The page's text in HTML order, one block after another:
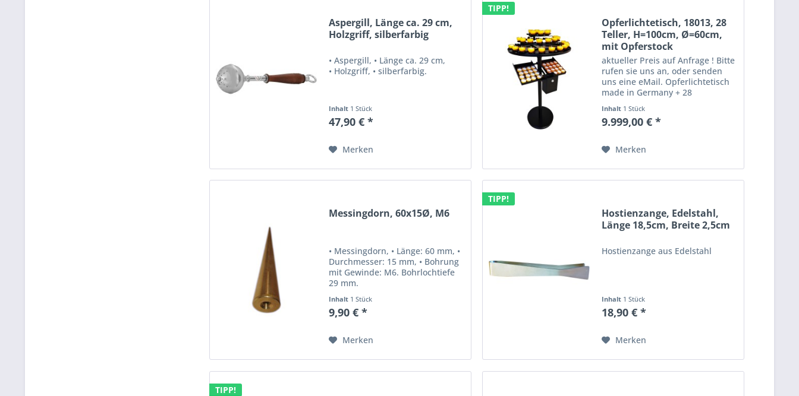
Aspergill, Länge ca. 29 cm,
Holzgriff, silberfarbig
• Aspergill, • Länge ca. 29 cm,
• Holzgriff, • silberfarbig.
Inhalt 1 Stück
47,90 € *
Merken
TIPP!
Opferlichtetisch, 18013, 28
Teller, H=100cm, Ø=60cm,
mit Opferstock
aktueller Preis auf Anfrage ! Bitte
rufen sie uns an, oder senden
uns eine eMail. Opferlichtetisch
made in Germany + 28
Höhe: 100 cm, Durchmesser 60
cm + Inklusive Opferstock und 2
Inhalt 1 Stück
9.999,00 € *
Merken
Messingdorn, 60x15Ø, M6
• Messingdorn, • Länge: 60 mm, •
Durchmesser: 15 mm, • Bohrung
mit Gewinde: M6. Bohrlochtiefe
29 mm.
Inhalt 1 Stück
9,90 € *
Merken
TIPP!
Hostienzange, Edelstahl,
Länge 18,5cm, Breite 2,5cm
Hostienzange aus Edelstahl
Inhalt 1 Stück
18,90 € *
Merken
TIPP!